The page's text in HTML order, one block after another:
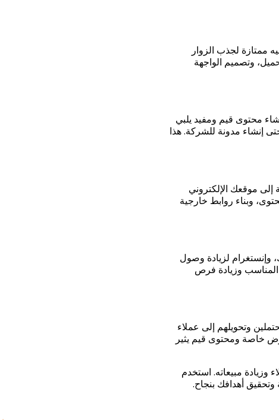
ممتازة لجذب الزوار
وتصميم الواجهة
محتوى قيم ومفيد يلبي
إنشاء مدونة للشركة. هذا
موقعك الإلكتروني
وبناء روابط خارجية
وإنستغرام لزيادة وصول
المناسب وزيادة فرص
وتحويلهم إلى عملاء
خاصة ومحتوى قيم يثير
وزيادة مبيعاته. استخدم
وتحقيق أهدافك بنجاح.